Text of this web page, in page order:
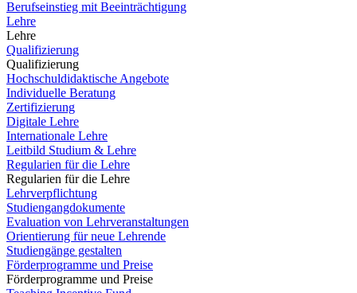
Berufseinstieg mit Beeinträchtigung
Lehre
Lehre
Qualifizierung
Qualifizierung
Hochschuldidaktische Angebote
Individuelle Beratung
Zertifizierung
Digitale Lehre
Internationale Lehre
Leitbild Studium & Lehre
Regularien für die Lehre
Regularien für die Lehre
Lehrverpflichtung
Studiengangdokumente
Evaluation von Lehrveranstaltungen
Orientierung für neue Lehrende
Studiengänge gestalten
Förderprogramme und Preise
Förderprogramme und Preise